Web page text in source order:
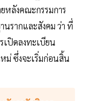
ยหลังคณะกรรมการ
นรากและสังคม ว่า ที่
เปิดลงทะเบียน
หม่ ซึ่งจะเริ่มก่อนสิ้น